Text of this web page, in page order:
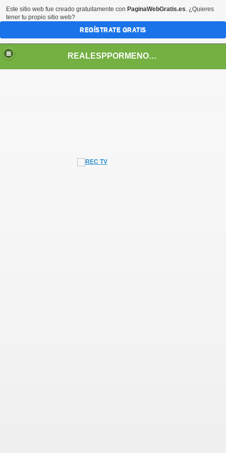
REALESPPORMENORES
Este sitio web fue creado gratuitamente con PaginaWebGratis.es. ¿Quieres
tener tu propio sitio web?
REGÍSTRATE GRATIS